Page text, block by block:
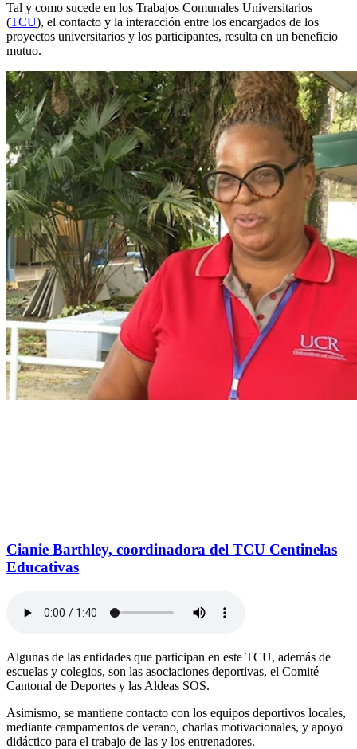
Tal y como sucede en los Trabajos Comunales Universitarios
(TCU), el contacto y la interacción entre los encargados de los
proyectos universitarios y los participantes, resulta en un beneficio
mutuo.
Cianie Barthley, coordinadora del TCU Centinelas
Educativas
Algunas de las entidades que participan en este TCU, además de
escuelas y colegios, son las asociaciones deportivas, el Comité
Cantonal de Deportes y las Aldeas SOS.
Asimismo, se mantiene contacto con los equipos deportivos locales,
mediante campamentos de verano, charlas motivacionales, y apoyo
didáctico para el trabajo de las y los entrenadores.